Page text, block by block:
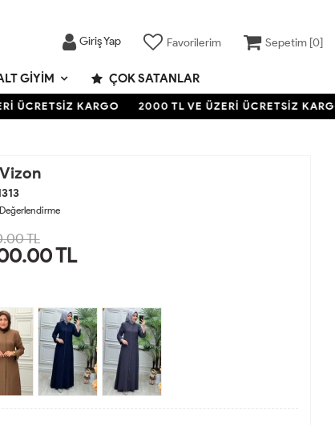
Giriş Yap Favorilerim Sepetim [0]
GIYIM ÇOK SATANLAR
KARGO 2000 TL VE ÜZERİ ÜCRETSİZ KARGO
Değerlendirme
TL
TL